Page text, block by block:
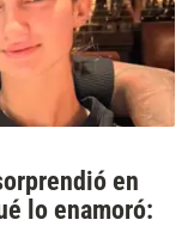
en
lo enamoró: